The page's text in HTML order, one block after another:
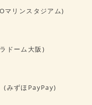
マリンスタジアム)
セラドーム大阪)
】 (みずほPayPay)